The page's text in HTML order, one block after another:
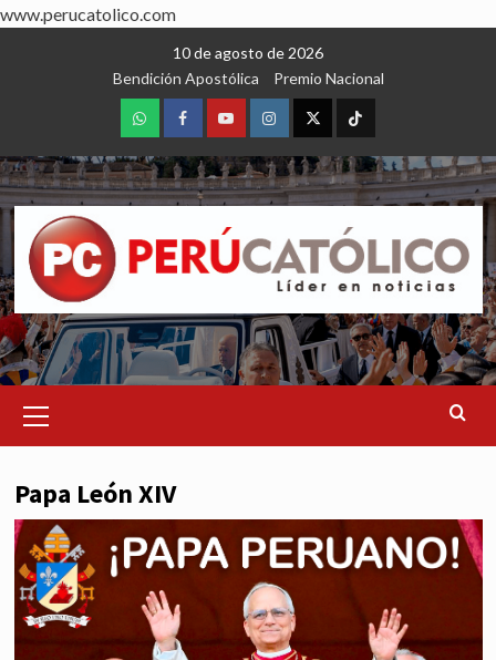
www.perucatolico.com
10 de agosto de 2026
Bendición Apostólica
Premio Nacional
WhatsAppFacebookYoutubeInstagram
X TikTok
Menu
Papa León XIV